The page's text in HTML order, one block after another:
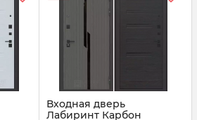
Входная дверь
Лабиринт Карбон